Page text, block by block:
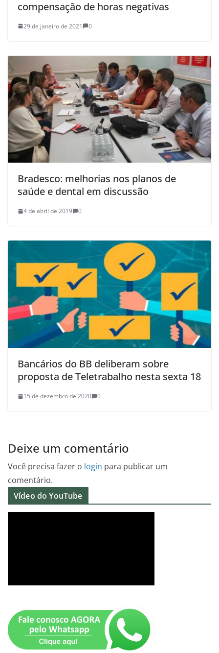
compensação de horas negativas
29 de janeiro de 2021 0
Bradesco: melhorias nos planos de
saúde e dental em discussão
4 de abril de 2019 0
Bancários do BB deliberam sobre
proposta de Teletrabalho nesta sexta 18
15 de dezembro de 2020 0
Deixe um comentário
Você precisa fazer o login para publicar um
comentário.
Vídeo do YouTube